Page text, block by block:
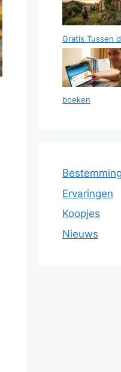
Gratis Tussen
boeken
Ervaringen
Koopjes
Nieuws